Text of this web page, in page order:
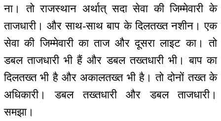
ना। तो राजस्थान अर्थात् सदा सेवा की जिम्मेवारी के
ताजधारी। और साथ-साथ बाप के दिलतख्त नशीन। एक
सेवा की जिम्मेवारी का ताज और दूसरा लाइट का। तो
डबल ताजधारी भी हैं और डबल तख्तधारी भी। बाप का
दिलतख्त भी है और अकालतख्त भी है। तो दोनों तख्त के
अधिकारी। डबल तख्तधारी और डबल ताजधारी।
समझा।